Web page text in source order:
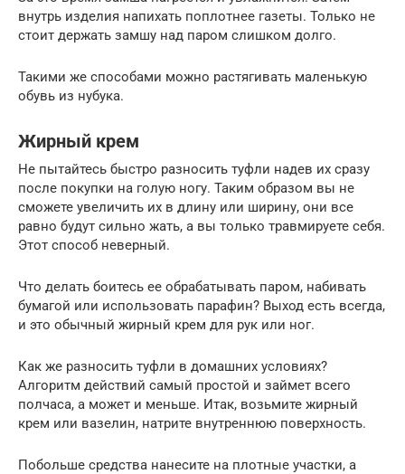
внутрь изделия напихать поплотнее газеты. Только не
стоит держать замшу над паром слишком долго.
Такими же способами можно растягивать маленькую
обувь из нубука.
Жирный крем
Не пытайтесь быстро разносить туфли надев их сразу
после покупки на голую ногу. Таким образом вы не
сможете увеличить их в длину или ширину, они все
равно будут сильно жать, а вы только травмируете себя.
Этот способ неверный.
Что делать боитесь ее обрабатывать паром, набивать
бумагой или использовать парафин? Выход есть всегда,
и это обычный жирный крем для рук или ног.
Как же разносить туфли в домашних условиях?
Алгоритм действий самый простой и займет всего
полчаса, а может и меньше. Итак, возьмите жирный
крем или вазелин, натрите внутреннюю поверхность.
Побольше средства нанесите на плотные участки, а